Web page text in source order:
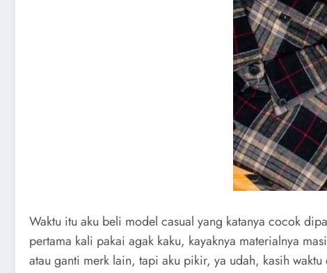
Waktu itu aku beli model casual yang katanya cocok
pertama kali pakai agak kaku, kayaknya materialnya
atau ganti merk lain, tapi aku pikir, ya udah, kasih waktu